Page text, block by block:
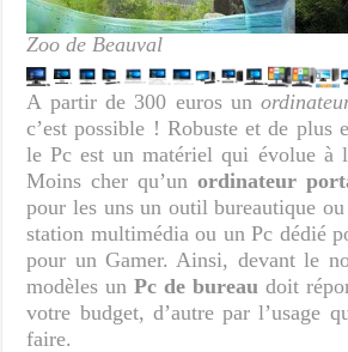
Zoo de Beauval
A partir de 300 euros un
c’est possible ! Robuste et de plus
le Pc est un matériel qui évolue à
Moins cher qu’un ordinateur
pour les uns un outil bureautique
station multimédia ou un Pc dédié
pour un Gamer. Ainsi, devant le
modèles unPc de bureau doit
votre budget, d’autre par l’usage
faire.